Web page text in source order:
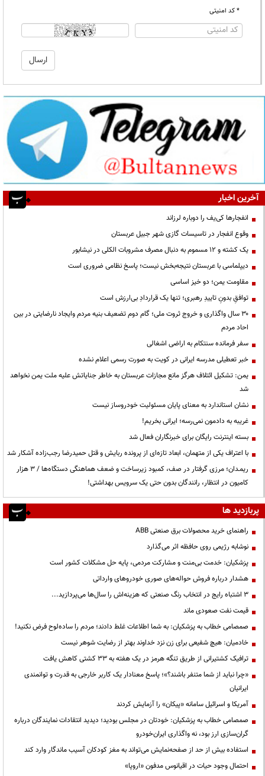
* کد امنیتی
آخرین اخبار
انفجارها کی‌یف را دوباره لرزاند
وقوع انفجار در تاسیسات گازی شهر جبیل عربستان
یک کشته و ۱۲ مسموم به دنبال مصرف مشروبات الکلی در نیشابور
دیپلماسی با عربستان نتیجه‌بخش نیست؛ پاسخ نظامی ضروری است
مقاومت یمن؛ دو خیز اساسی
توافقِ بدونِ تاییدِ رهبری؛ تنها یک قراردادِ بی‌ارزش است
۳۰ سال واگذاری و خروج ثروت ملی؛ گام دوم تضعیف بنیه مردم وایجاد نارضایتی در بین
احاد مردم
سفر فرمانده سنتکام به اراضی اشغالی
خبر تعطیلی مدرسه ایرانی در کویت به صورت رسمی اعلام نشده
یمن: تشکیل ائتلاف هرگز مانع مجازات عربستان به خاطر جنایاتش علیه ملت یمن نخواهد
شد
نشان استاندارد به معنای پایان مسئولیت خودروساز نیست
غریبه به دادمون نمی‌رسه؛ ایرانی بخریم!
بسته اینترنت رایگان برای خبرنگاران فعال شد
با اعتراف یکی از متهمان، ابعاد تازه‌ای از پرونده ربایش و قتل حمیدرضا رجب‌زاده آشکار شد
ریمـدان؛ مرزی گرفتار در صف، کمبود زیرساخت و ضعف هماهنگی دستگاه‌ها / ۳ هزار
کامیون در انتظار، رانندگان بدون حتی یک سرویس بهداشتی!
پربازدید ها
راهنمای خرید محصولات برق صنعتی ABB
نوشابه رژیمی روی حافظه اثر می‌گذارد
پزشکیان: خدمت بی‌منت و مشارکت مردمی، پایه حل مشکلات کشور است
هشدار درباره فروش حواله‌های صوری خودروهای وارداتی
3 اشتباه رایج در انتخاب رنگ صنعتی که هزینه‌اش را سال‌ها می‌پردازید...
قیمت نفت صعودی ماند
صمصامی خطاب به پزشکیان: به شما اطلاعات غلط دادند؛ مردم را ساده‌لوح فرض نکنید!
خادمیان: هیچ شفیعی برای زن نزد خداوند بهتر از رضایت شوهر نیست
ترافیک کشتیرانی از طریق تنگه هرمز در یک هفته به ۳۳ کشتی کاهش یافت
«چرا نباید از شما متنفر باشند؟»؛ پاسخ معنادار یک کاربر خارجی به قدرت و توانمندی
ایرانیان
آمریکا و اسرائیل سامانه «پیکان» را آزمایش کردند
صمصامی خطاب به پزشکیان: خودتان در مجلس بودید؛ دیدید انتقادات نمایندگان درباره
گران‌سازی ارز بود، نه واگذاری ایران‌خودرو
استفاده بیش از حد از صفحه‌نمایش می‌تواند به مغز کودکان آسیب ماندگار وارد کند
احتمال وجود حیات در اقیانوس مدفون «اروپا»